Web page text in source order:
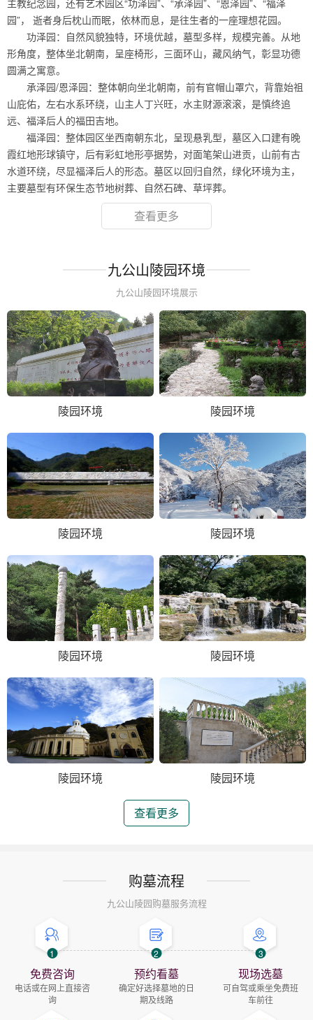
园”， 逝者身后枕山而眠，依林而息，是往生者的一座理想花园。
功泽园：自然风貌独特，环境优越，墓型多样，规模完善。从地
形角度，整体坐北朝南，呈座椅形，三面环山，藏风纳气，彰显功德
圆满之寓意。
承泽园/恩泽园：整体朝向坐北朝南，前有官帽山罩穴，背靠始祖
山庇佑，左右水系环绕，山主人丁兴旺，水主财源滚滚，是慎终追
远、福泽后人的福田吉地。
福泽园：整体园区坐西南朝东北，呈现悬乳型，墓区入口建有晚
霞红地形球镇守，后有彩虹地形亭据势，对面笔架山进贡，山前有古
水道环绕，尽显福泽后人的形态。墓区以回归自然，绿化环境为主，
主要墓型有环保生态节地树葬、自然石碑、草坪葬。
查看更多
九公山陵园环境
九公山陵园环境展示
陵园环境 陵园环境
陵园环境 陵园环境
陵园环境 陵园环境
陵园环境 陵园环境
查看更多
购墓流程
九公山陵园购墓服务流程
1
免费咨询
电话或在网上直接咨
询
2
预约看墓
确定好选择墓地的日
期及线路
3
现场选墓
可自驾或乘坐免费班
车前往